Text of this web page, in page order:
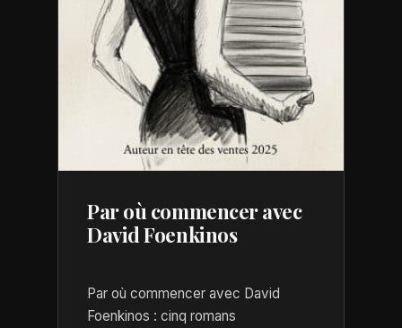
Par où commencer avec
David Foenkinos
Par où commencer avec David
Foenkinos : cinq romans